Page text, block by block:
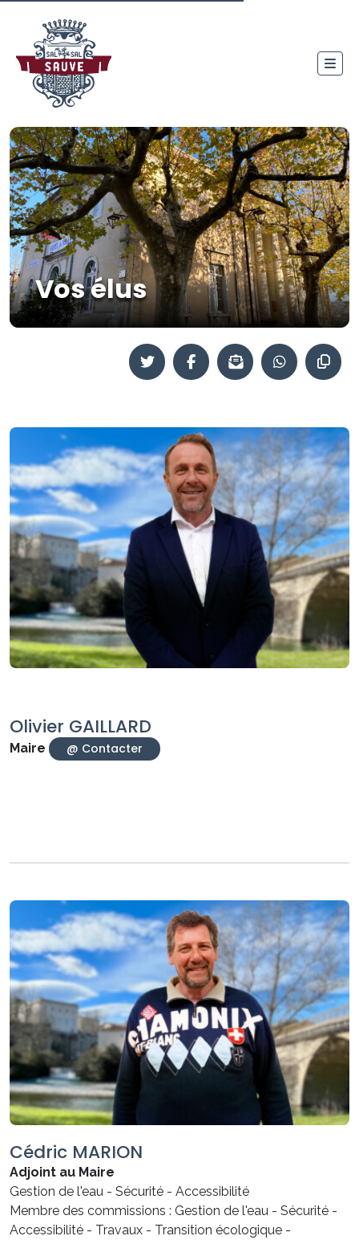
Vos élus
Olivier GAILLARD
Maire @ Contacter
Cédric MARION
Adjoint au Maire
Gestion de l'eau - Sécurité - Accessibilité
Membre des commissions : Gestion de l'eau - Sécurité -
Accessibilité - Travaux - Transition écologique -